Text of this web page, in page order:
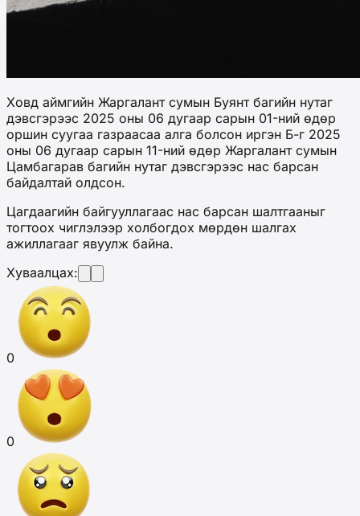
Ховд аймгийн Жаргалант сумын Буянт багийн нутаг
дэвсгэрээс 2025 оны 06 дугаар сарын 01-ний өдөр
оршин суугаа газраасаа алга болсон иргэн Б-г 2025
оны 06 дугаар сарын 11-ний өдөр Жаргалант сумын
Цамбагарав багийн нутаг дэвсгэрээс нас барсан
байдалтай олдсон.
Цагдаагийн байгууллагаас нас барсан шалтгааныг
тогтоох чиглэлээр холбогдох мөрдөн шалгах
ажиллагааг явуулж байна.
Хуваалцах:
0
0